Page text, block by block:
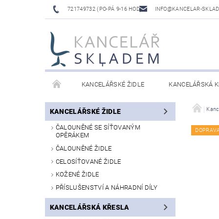
721749732 (PO-PÁ 9-16 HOD) INFO@KANCELAR-
KANCELÁŘSKÉ ŽIDLE KANCELÁŘSKÁ
LAVICE DO ČEKÁREN VÝŠKOVĚ NASTAVITELNÉ
KANCELÁŘSKÉ ŽIDLE
ČALOUNĚNÉ SE SÍŤOVANÝM
OPĚRÁKEM
ČALOUNĚNÉ ŽIDLE
CELOSÍŤOVANÉ ŽIDLE
KOŽENÉ ŽIDLE
PŘÍSLUŠENSTVÍ A NÁHRADNÍ DÍLY
KANCELÁŘSKÁ KŘESLA